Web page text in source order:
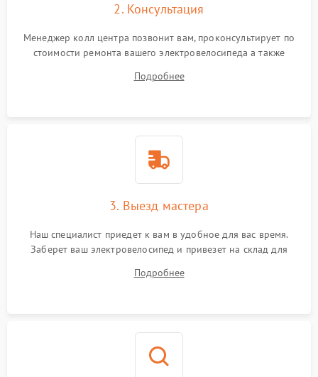
2. Консультация
Менеджер колл центра позвонит вам, проконсультирует по
стоимости ремонта вашего электровелосипеда а также
Подробнее
3. Выезд мастера
Наш специалист приедет к вам в удобное для вас время.
Заберет ваш электровелосипед и привезет на склад для
Подробнее